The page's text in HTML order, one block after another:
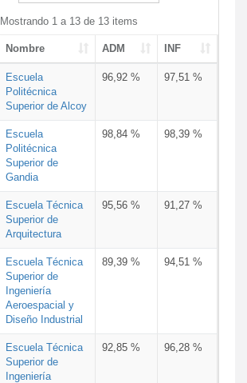
Mostrando 1 a 13 de 13 items
Nombre ADM INF
Escuela
Politécnica
Superior de Alcoy
96,92 % 97,51 %
Escuela
Politécnica
Superior de
Gandia
98,84 % 98,39 %
Escuela Técnica
Superior de
Arquitectura
95,56 % 91,27 %
Escuela Técnica
Superior de
Ingeniería
Aeroespacial y
Diseño Industrial
89,39 % 94,51 %
Escuela Técnica
Superior de
Ingeniería
92,85 % 96,28 %